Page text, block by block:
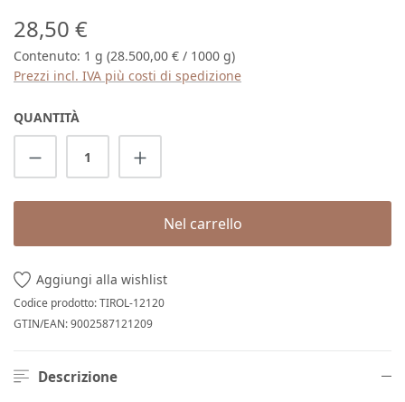
Prezzo normale:
28,50 €
Contenuto: 1 g (28.500,00 € / 1000 g)
Prezzi incl. IVA più costi di spedizione
QUANTITÀ
Quantità del prodotto: inserisci la
Nel carrello
Aggiungi alla wishlist
Codice prodotto:TIROL-12120
GTIN/EAN:9002587121209
Descrizione